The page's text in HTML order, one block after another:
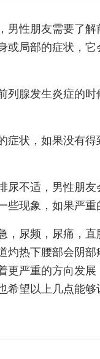
男性朋友需要了
或局部的症状，
列腺发生炎症的
症状，如果没有
尿不适，男性朋
现象，如果严重
，尿频，尿痛，
灼热下腰部会阴
更严重的方向发
望以上几点能够